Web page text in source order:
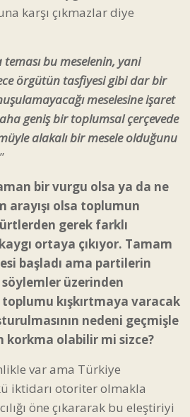
karşı çıkmazlar diye
bu meselenin, yani
örgütün tasfiyesi gibi dar bir
meselesine işaret
geniş bir toplumsal çerçevede
alakalı bir mesele olduğunu
”
bir vurgu olsa ya da ne
arayışı olsa toplumun
gerek farklı
ortaya çıkıyor. Tamam
başladı ama partilerin
üzerinden
toplumu kışkırtmaya varacak
nedeni geçmişle
korkma olabilir mi sizce?
var ama Türkiye
iktidarı otoriter olmakla
öne çıkararak bu eleştiriyi